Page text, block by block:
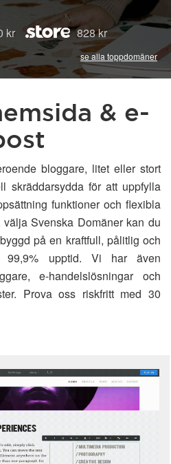
kr 828 kr
se alla toppdomäner
& e-
bloggare, litet eller stort
skräddarsydda för att uppfylla
funktioner och flexibla
Svenska Domäner kan du
på en kraftfull, pålitlig och
99,9% upptid. Vi har även
e-handelslösningar och
Prova oss riskfritt med 30